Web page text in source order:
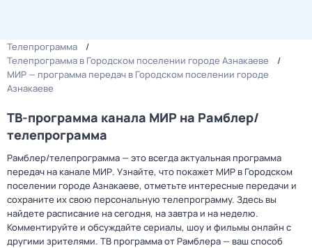
Телепрограмма
Телепрограмма в Городском поселении городе Азнакаеве
МИР — программа передач в Городском поселении городе
Азнакаеве
ТВ-программа канала МИР на Рамблер/
телепрограмма
Рамблер/телепрограмма — это всегда актуальная программа
передач на канале МИР. Узнайте, что покажет МИР в Городском
поселении городе Азнакаеве, отметьте интересные передачи и
сохраните их свою персональную телепрограмму. Здесь вы
найдете расписание на сегодня, на завтра и на неделю.
Комментируйте и обсуждайте сериалы, шоу и фильмы онлайн с
другими зрителями. ТВ программа от Рамблера — ваш способ